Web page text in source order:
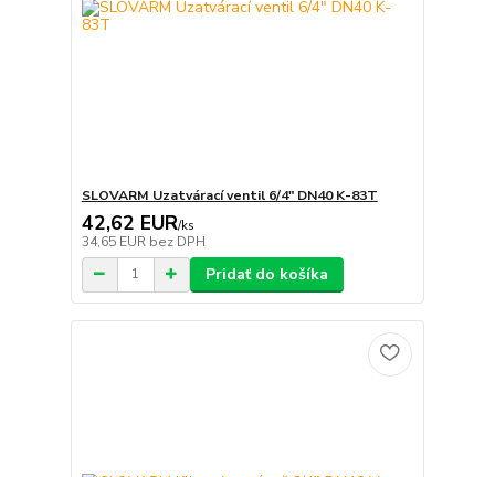
SLOVARM Uzatvárací ventil 6/4" DN40 K-83T
42,62 EUR/ks
34,65 EUR bez DPH
Pridať do košíka